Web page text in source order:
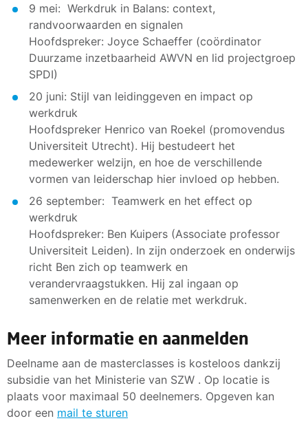
9 mei: Werkdruk in Balans: context,
randvoorwaarden en signalen
Hoofdspreker: Joyce Schaeffer (coördinator
Duurzame inzetbaarheid AWVN en lid projectgroep
SPDI)
20 juni: Stijl van leidinggeven en impact op
werkdruk
Hoofdspreker Henrico van Roekel (promovendus
Universiteit Utrecht). Hij bestudeert het
medewerker welzijn, en hoe de verschillende
vormen van leiderschap hier invloed op hebben.
26 september: Teamwerk en het effect op
werkdruk
Hoofdspreker: Ben Kuipers (Associate professor
Universiteit Leiden). In zijn onderzoek en onderwijs
richt Ben zich op teamwerk en
verandervraagstukken. Hij zal ingaan op
samenwerken en de relatie met werkdruk.
Meer informatie en aanmelden
Deelname aan de masterclasses is kosteloos dankzij
subsidie van het Ministerie van SZW . Op locatie is
plaats voor maximaal 50 deelnemers. Opgeven kan
door een mail te sturen